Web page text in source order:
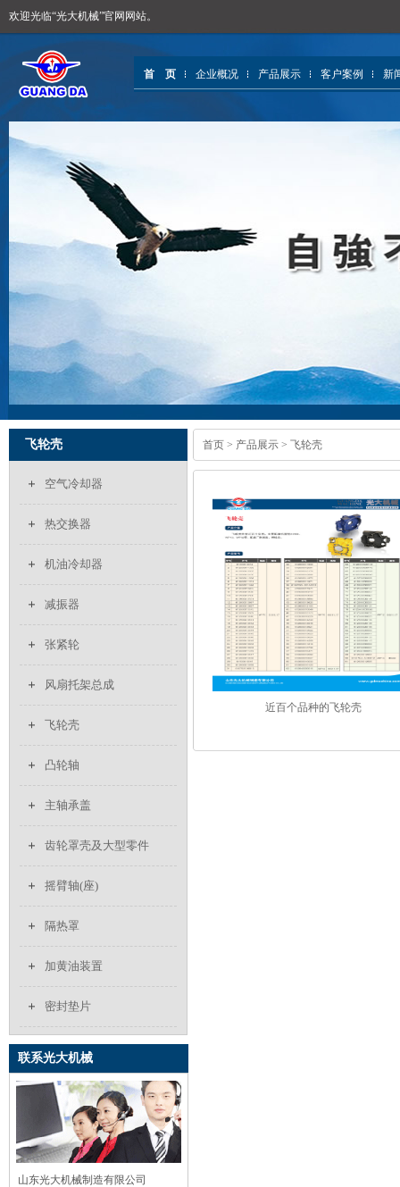
欢迎光临“光大机械”官网网站。
首 页 企业概况 产品展示 客户案例 新
首页 > 产品展示 > 飞轮壳
近百个品种的飞轮壳
飞轮壳
空气冷却器
热交换器
机油冷却器
减振器
张紧轮
风扇托架总成
飞轮壳
凸轮轴
主轴承盖
齿轮罩壳及大型零件
摇臂轴(座)
隔热罩
加黄油装置
密封垫片
联系光大机械
山东光大机械制造有限公司